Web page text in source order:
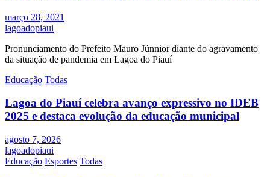
março 28, 2021
lagoadopiaui
Pronunciamento do Prefeito Mauro Júnnior diante do agravamento
da situação de pandemia em Lagoa do Piauí
Educação Todas
Lagoa do Piauí celebra avanço expressivo no IDEB
2025 e destaca evolução da educação municipal
agosto 7, 2026
lagoadopiaui
Educação Esportes Todas